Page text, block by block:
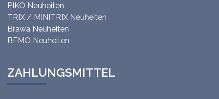
PIKO Neuheiten
TRIX / MINITRIX Neuheiten
Brawa Neuheiten
BEMO Neuheiten
ZAHLUNGSMITTEL